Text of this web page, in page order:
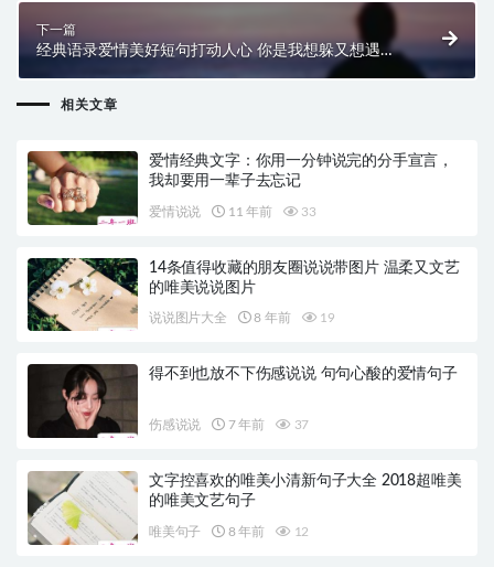
下一篇
经典语录爱情美好短句打动人心 你是我想躲又想遇见
相关文章
爱情经典文字：你用一分钟说完的分手宣言，
我却要用一辈子去忘记
爱情说说 11 年前 33
14条值得收藏的朋友圈说说带图片 温柔又文艺
的唯美说说图片
说说图片大全 8 年前 19
得不到也放不下伤感说说 句句心酸的爱情句子
伤感说说 7 年前 37
文字控喜欢的唯美小清新句子大全 2018超唯美
的唯美文艺句子
唯美句子 8 年前 12